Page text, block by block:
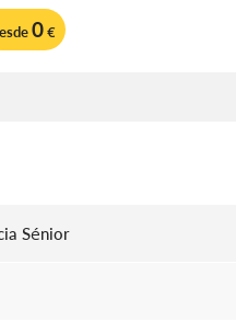
0€
Sénior